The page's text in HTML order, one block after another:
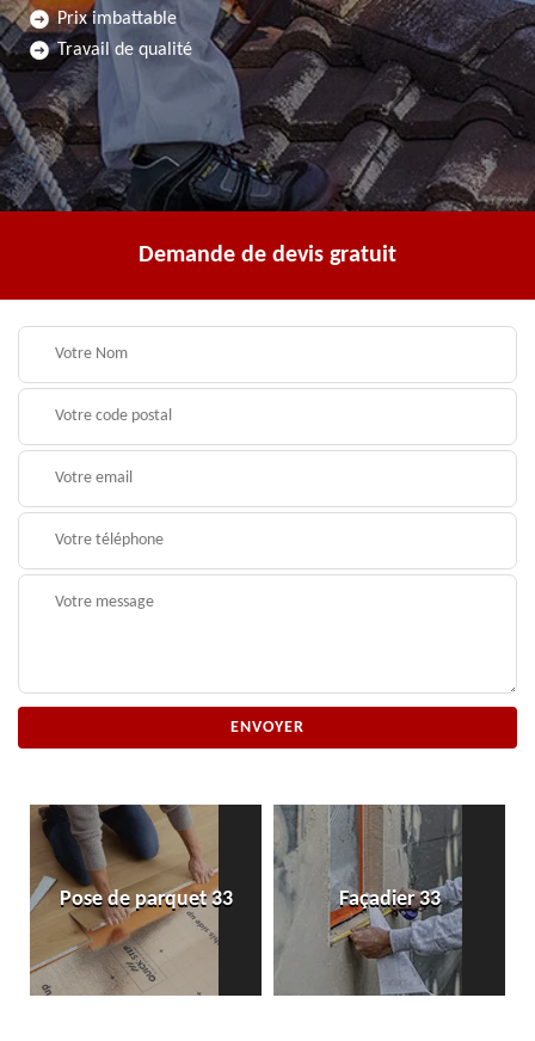
Prix imbattable
Travail de qualité
Demande de devis gratuit
Pose de parquet 33 Façadier 33